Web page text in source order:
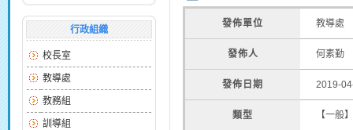
行政組織
校長室
教導處
教務組
訓導組
發佈單位 教導處
發佈人 何素勤
發佈日期 2019-
類型 【一般】